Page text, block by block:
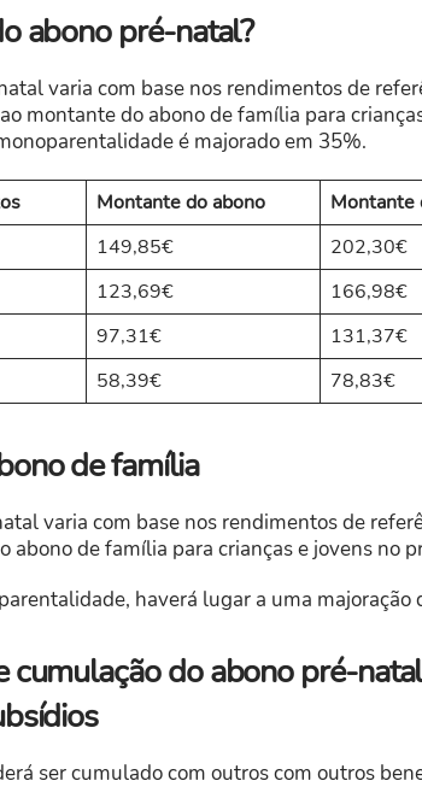
abono pré-natal?
varia com base nos rendimentos de
montante do abono de família para
é majorado em 35%.
Montante do abono
Montante
149,85€
202,30€
123,69€
166,98€
97,31€
131,37€
58,39€ 78,83€
de família
varia com base nos rendimentos de
abono de família para crianças e jovens no
haverá lugar a uma majoração
cumulação do abono pré-
ser cumulado com outros com outros